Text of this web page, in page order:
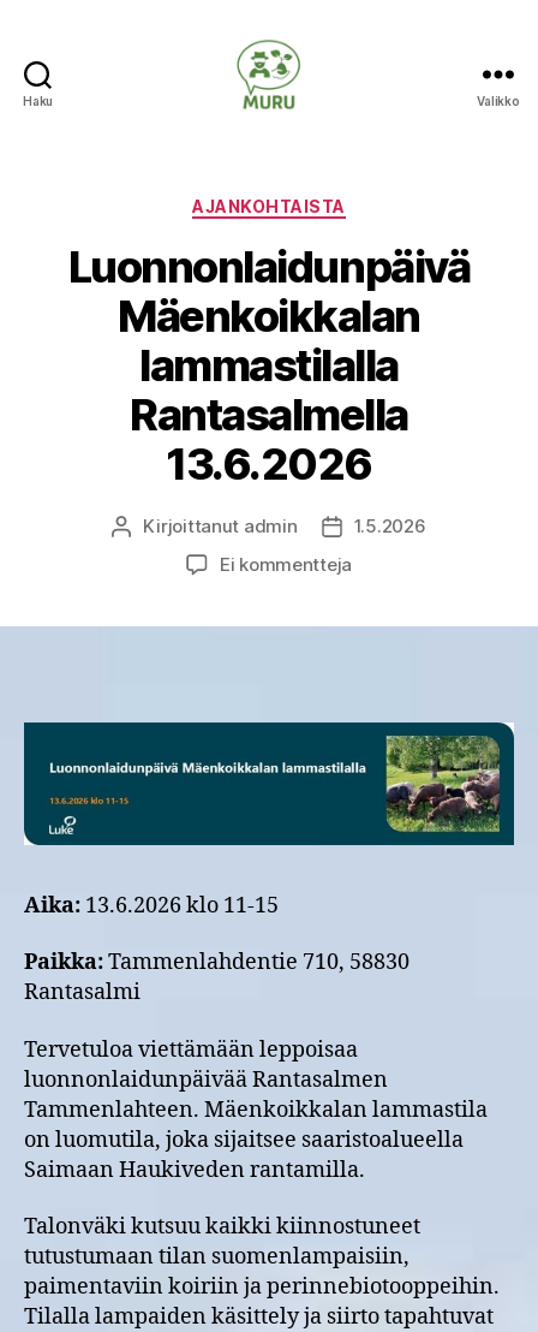
Haku Valikko
Kategoriat
AJANKOHTAISTA
Luonnonlaidunpäivä
Mäenkoikkalan
lammastilalla
Rantasalmella
13.6.2026
Kirjoittaja
Kirjoittanut admin Julkaisupäivämäärä
1.5.2026
Ei kommentteja
Aika: 13.6.2026 klo 11-15
Paikka:Tammenlahdentie 710, 58830
Rantasalmi
Tervetuloa viettämään leppoisaa
luonnonlaidunpäivää Rantasalmen
Tammenlahteen. Mäenkoikkalan lammastila
on luomutila, joka sijaitsee saaristoalueella
Saimaan Haukiveden rantamilla.
Talonväki kutsuu kaikki kiinnostuneet
tutustumaan tilan suomenlampaisiin,
paimentaviin koiriin ja perinnebiotooppeihin.
Tilalla lampaiden käsittely ja siirto tapahtuvat